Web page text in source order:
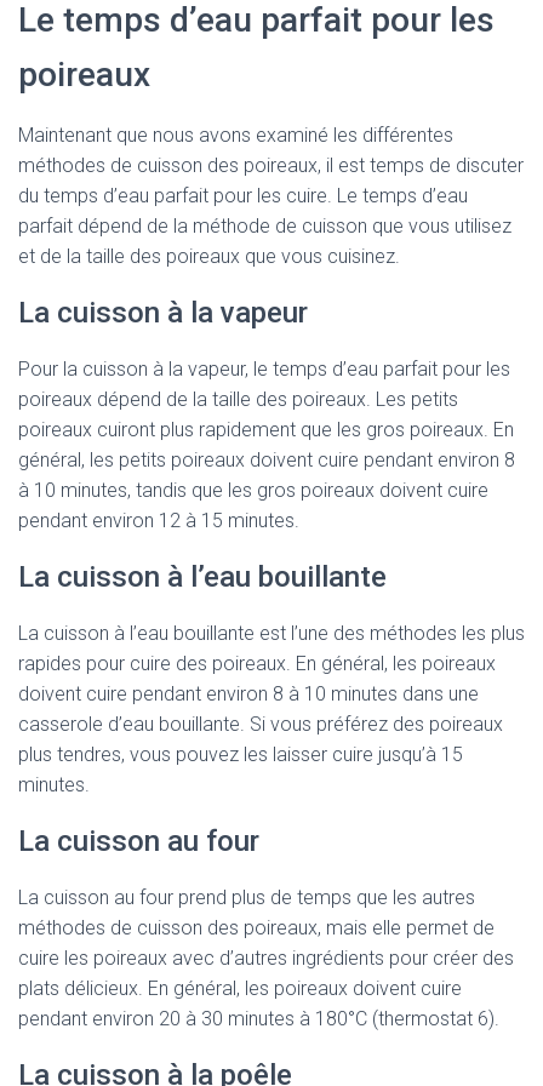
Le temps d’eau parfait pour les
poireaux
Maintenant que nous avons examiné les différentes
méthodes de cuisson des poireaux, il est temps de discuter
du temps d’eau parfait pour les cuire. Le temps d’eau
parfait dépend de la méthode de cuisson que vous utilisez
et de la taille des poireaux que vous cuisinez.
La cuisson à la vapeur
Pour la cuisson à la vapeur, le temps d’eau parfait pour les
poireaux dépend de la taille des poireaux. Les petits
poireaux cuiront plus rapidement que les gros poireaux. En
général, les petits poireaux doivent cuire pendant environ 8
à 10 minutes, tandis que les gros poireaux doivent cuire
pendant environ 12 à 15 minutes.
La cuisson à l’eau bouillante
La cuisson à l’eau bouillante est l’une des méthodes les plus
rapides pour cuire des poireaux. En général, les poireaux
doivent cuire pendant environ 8 à 10 minutes dans une
casserole d’eau bouillante. Si vous préférez des poireaux
plus tendres, vous pouvez les laisser cuire jusqu’à 15
minutes.
La cuisson au four
La cuisson au four prend plus de temps que les autres
méthodes de cuisson des poireaux, mais elle permet de
cuire les poireaux avec d’autres ingrédients pour créer des
plats délicieux. En général, les poireaux doivent cuire
pendant environ 20 à 30 minutes à 180°C (thermostat 6).
La cuisson à la poêle